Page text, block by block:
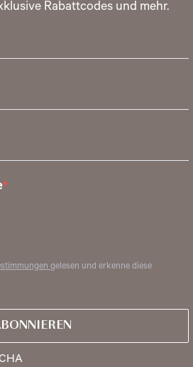
Rabattcodes und mehr.
gelesen und erkenne diese